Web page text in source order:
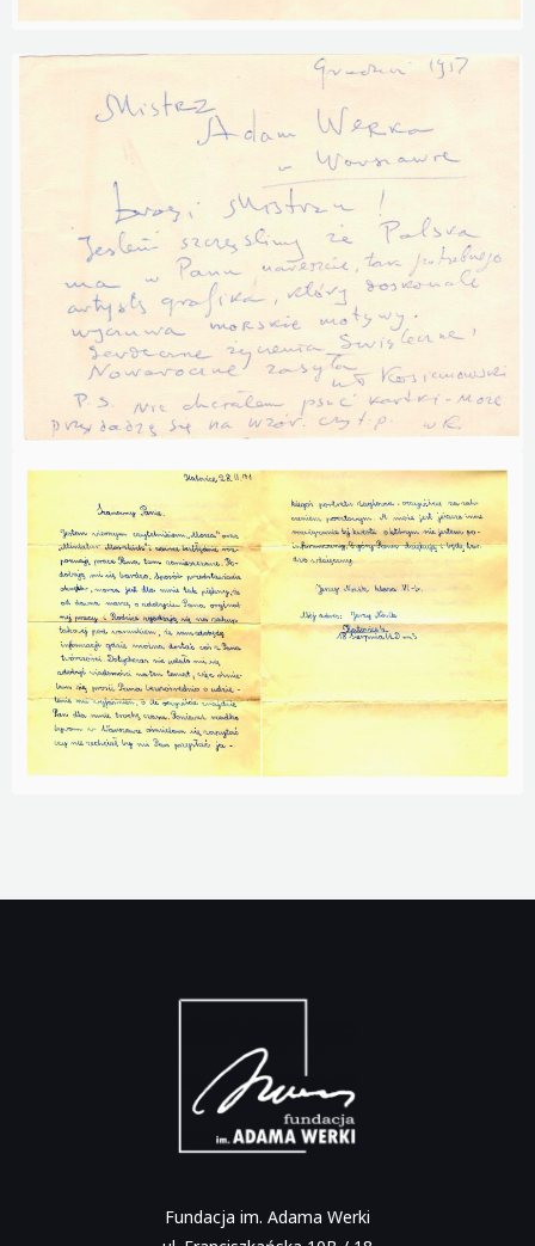
Fundacja im. Adama Werki